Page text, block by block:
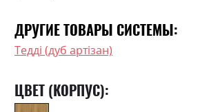
ДРУГИЕ ТОВАРЫ СИСТЕМЫ:
Тедді (дуб артізан)
ЦВЕТ (КОРПУС):